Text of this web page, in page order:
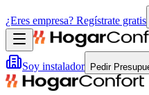
¿Eres empresa? Regístrate gratis
Soy instalador Pedir